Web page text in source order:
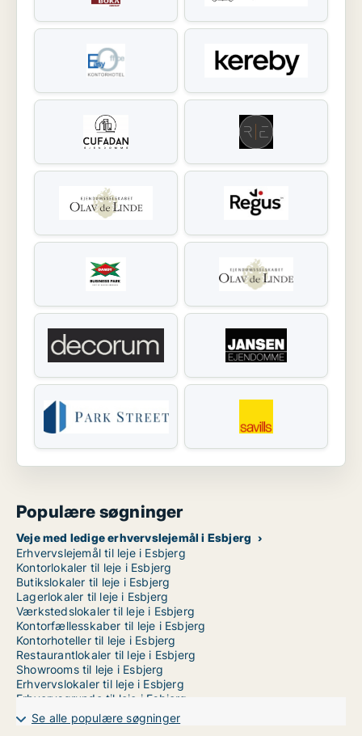
Populære søgninger
Veje med ledige erhvervslejemål i Esbjerg
Erhvervslejemål til leje i Esbjerg
Kontorlokaler til leje i Esbjerg
Butikslokaler til leje i Esbjerg
Lagerlokaler til leje i Esbjerg
Værkstedslokaler til leje i Esbjerg
Kontorfællesskaber til leje i Esbjerg
Kontorhoteller til leje i Esbjerg
Restaurantlokaler til leje i Esbjerg
Showrooms til leje i Esbjerg
Erhvervslokaler til leje i Esbjerg
Erhvervsgrunde til leje i Esbjerg
Garager til leje i Esbjerg
Kliniklokaler til leje i Esbjerg Centrum
Se alle populære søgninger